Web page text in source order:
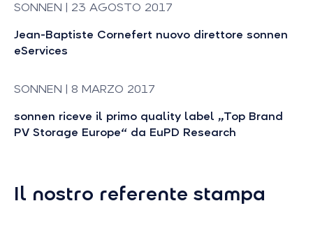
SONNEN | 23 AGOSTO 2017
Jean-Baptiste Cornefert nuovo direttore sonnen
eServices
SONNEN | 8 MARZO 2017
sonnen riceve il primo quality label „Top Brand
PV Storage Europe“ da EuPD Research
Il nostro referente stampa